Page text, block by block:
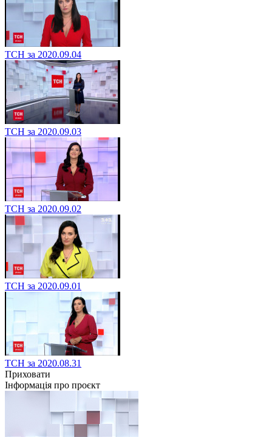
ТСН за 2020.09.04
ТСН за 2020.09.03
ТСН за 2020.09.02
ТСН за 2020.09.01
ТСН за 2020.08.31
Приховати
Інформація про проєкт